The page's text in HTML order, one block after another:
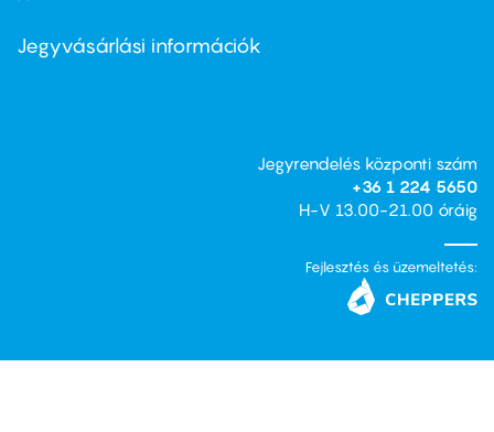
second
Jegyvásárlási információk
Jegyrendelés központi szám
+36 1 224 5650
H-V 13.00-21.00 óráig
Fejlesztés és üzemeltetés: